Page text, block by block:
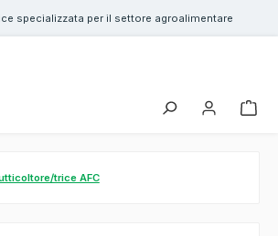
specializzata per il settore agroalimentare
trice AFC